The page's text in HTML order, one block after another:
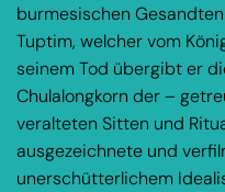
burmesischen
Tuptim, welcher vom
seinem Tod übergibt er
Chulalongkorn der –
veralteten Sitten und
ausgezeichnete und
unerschütterlichem